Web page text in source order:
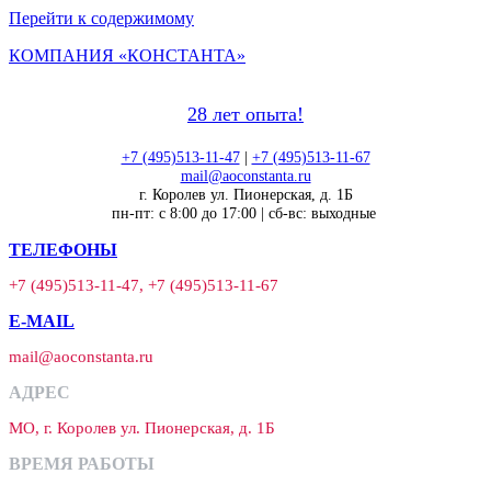
Перейти к содержимому
КОМПАНИЯ «КОНСТАНТА»
28 лет опыта!
+7 (495)513-11-47| +7 (495)513-11-67
mail@aoconstanta.ru
г. Королев ул. Пионерская, д. 1Б
пн-пт: с 8:00 до 17:00 | сб-вс: выходные
ТЕЛЕФОНЫ
+7 (495)513-11-47, +7 (495)513-11-67
E-MAIL
mail@aoconstanta.ru
АДРЕС
МО, г. Королев ул. Пионерская, д. 1Б
ВРЕМЯ РАБОТЫ